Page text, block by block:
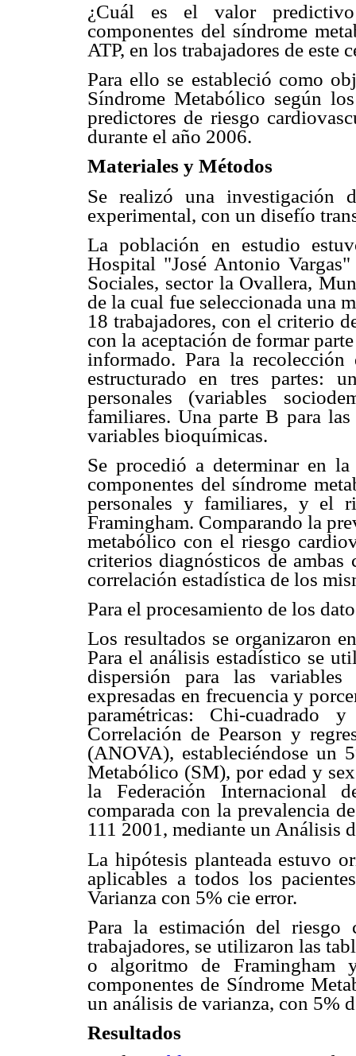
¿Cuál es el valor
componentes del síndrome
ATP, en los trabajadores de este
Para ello se estableció como
Síndrome Metabólico según
predictores de riesgo
durante el año 2006.
Materiales y Métodos
Se realizó una investigación
experimental, con un disefío
La población en estudio
Hospital "José Antonio
Sociales, sector la Ovallera,
de la cual fue seleccionada una
18 trabajadores, con el criterio
con la aceptación de formar
informado. Para la
estructurado en tres partes:
personales (variables
familiares. Una parte B para
variables bioquímicas.
Se procedió a determinar en
componentes del síndrome
personales y familiares, y el
Framingham. Comparando la
metabólico con el riesgo
criterios diagnósticos de ambas
correlación estadística de los
Para el procesamiento de los
Los resultados se organizaron
Para el análisis estadístico se
dispersión para las
expresadas en frecuencia y
paramétricas: Chi-cuadrado
Correlación de Pearson y
(ANOVA), estableciéndose un
Metabólico (SM), por edad y
la Federación Internacional
comparada con la prevalencia
111 2001, mediante un Análisis
La hipótesis planteada estuvo
aplicables a todos los
Varianza con 5% cie error.
Para la estimación del
trabajadores, se utilizaron las
o algoritmo de Framingham
componentes de Síndrome
un análisis de varianza, con 5%
Resultados